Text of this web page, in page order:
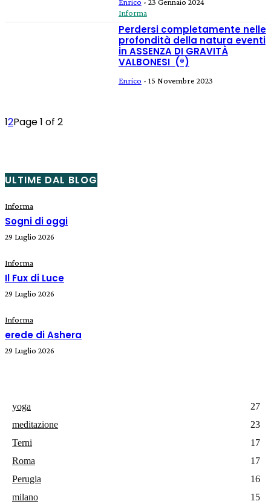
Informa
Perdersi completamente nelle
profondità della natura eventi
in ASSENZA DI GRAVITÀ
VALBONESI (®)
Enrico - 15 Novembre 2023
12Page 1 of 2
ULTIME DAL BLOG
Informa
Sogni di oggi
29 Luglio 2026
Informa
Il Fux di Luce
29 Luglio 2026
Informa
erede di Ashera
29 Luglio 2026
yoga
27
meditazione
23
Terni
17
Roma
17
Perugia
16
milano
15